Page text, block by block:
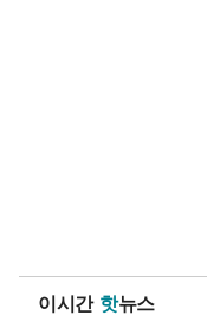
이시간 핫뉴스